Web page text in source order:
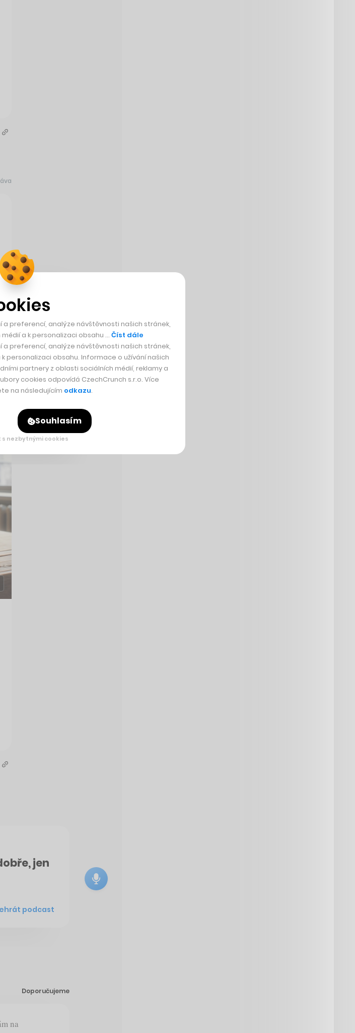
jen
podcast
Doporučujeme
na
preferencí, analýze návštěvnosti našich stránek,
a k personalizaci obsahu … Číst dále
preferencí, analýze návštěvnosti našich stránek,
personalizaci obsahu. Informace o užívání našich
partnery z oblasti sociálních médií, reklamy a
cookies odpovídá CzechCrunch s.r.o. Více
na následujícím odkazu.
Souhlasím
s nezbytnými cookies